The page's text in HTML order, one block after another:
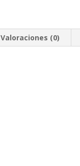
Valoraciones (0)